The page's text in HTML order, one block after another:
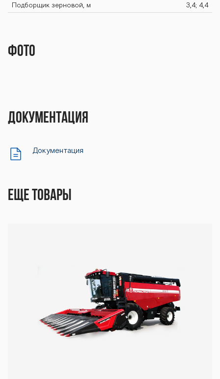
Подборщик зерновой, м 3,4; 4,4
Фото
Документация
Документация
Еще товары